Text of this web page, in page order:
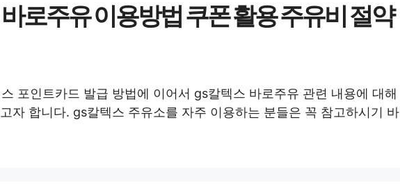
로주유 이용방법 쿠폰 활용 주유비 절약
포인트카드 발급 방법에 이어서 gs칼텍스 바로주유 관련 내용에 대해
자 합니다. gs칼텍스 주유소를 자주 이용하는 분들은 꼭 참고하시기 바